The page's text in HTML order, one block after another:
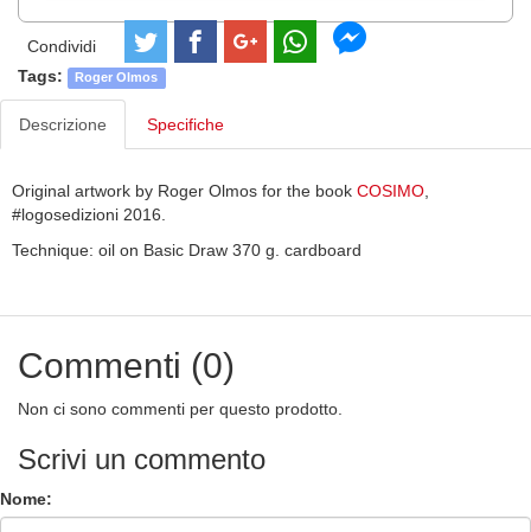
Condividi
Tags:
Roger Olmos
Descrizione Specifiche
Original artwork by Roger Olmos for the book COSIMO,
#logosedizioni 2016.
Technique: oil on Basic Draw 370 g. cardboard
Commenti (0)
Non ci sono commenti per questo prodotto.
Scrivi un commento
Nome: